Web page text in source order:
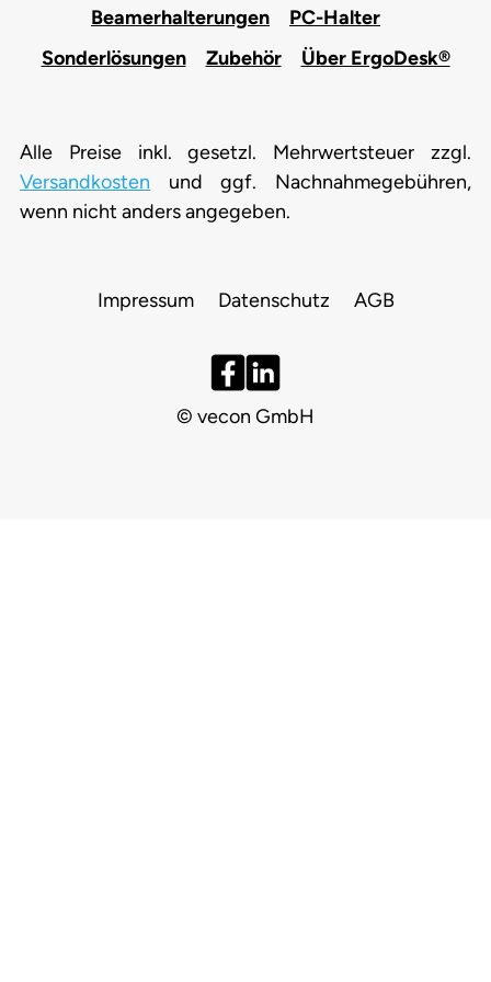
Beamerhalterungen
PC-Halter
Sonderlösungen
Zubehör Über ErgoDesk®
Alle Preise inkl. gesetzl. Mehrwertsteuer zzgl.
Versandkosten und ggf. Nachnahmegebühren,
wenn nicht anders angegeben.
Impressum Datenschutz AGB
© vecon GmbH